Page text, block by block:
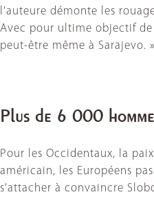
l'auteure démonte les
Avec pour ultime objectif de
peut-être même à Sarajevo. »
Plus de 6 000
Pour les Occidentaux, la
américain, les Européens
s'attacher à convaincre